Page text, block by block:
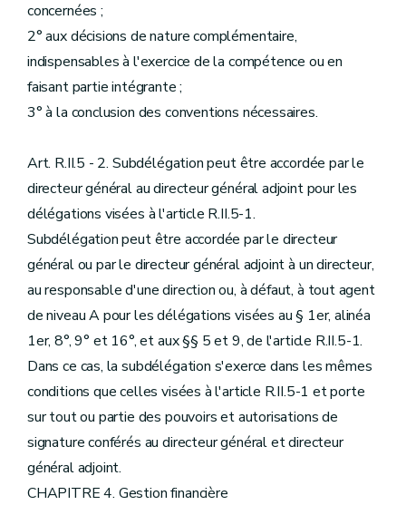
concernées ;
2° aux décisions de nature complémentaire,
indispensables à l'exercice de la compétence ou en
faisant partie intégrante ;
3° à la conclusion des conventions nécessaires.
Art. R.II.5 - 2. Subdélégation peut être accordée par le
directeur général au directeur général adjoint pour les
délégations visées à l'article R.II.5-1.
Subdélégation peut être accordée par le directeur
général ou par le directeur général adjoint à un directeur,
au responsable d'une direction ou, à défaut, à tout agent
de niveau A pour les délégations visées au § 1er, alinéa
1er, 8°, 9° et 16°, et aux §§ 5 et 9, de l'article R.II.5-1.
Dans ce cas, la subdélégation s'exerce dans les mêmes
conditions que celles visées à l'article R.II.5-1 et porte
sur tout ou partie des pouvoirs et autorisations de
signature conférés au directeur général et directeur
général adjoint.
CHAPITRE 4. Gestion financière